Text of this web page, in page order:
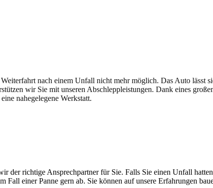
nach einem Unfall nicht mehr möglich. Das Auto lässt
wir Sie mit unseren Abschleppleistungen. Dank eines
nahegelegene Werkstatt.
der richtige Ansprechpartner für Sie. Falls Sie einen Unfall
einer Panne gern ab. Sie können auf unsere Erfahrungen